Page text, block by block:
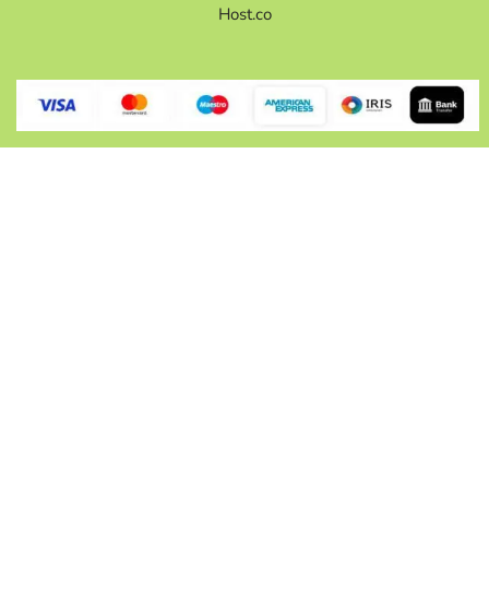
Host.co